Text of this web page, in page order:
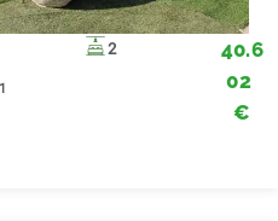
2
40.6
02
€